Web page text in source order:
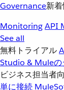
Governance新
MonitoringAPI
See all
無料トライアル
Studio & Muleの
ビジネス担当者
単に接続